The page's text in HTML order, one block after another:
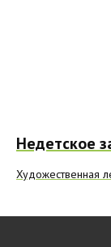
Недетское
Художественная